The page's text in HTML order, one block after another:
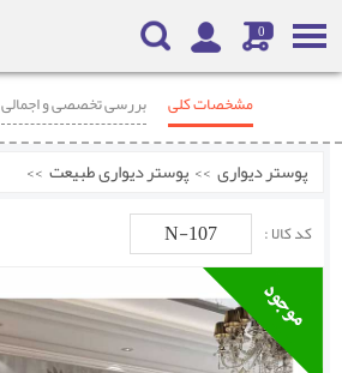
0
مشخصات کلی بررسی تخصصی و اجمالی
محصولات مرتبط
پوستر دیواری >> پوستر دیواری طبیعت >>
کد کالا : N-107